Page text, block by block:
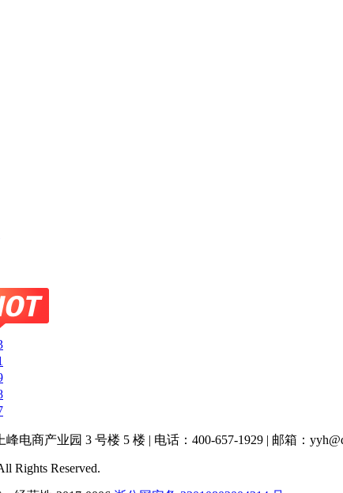
峰电商产业园 3 号楼 5 楼 | 电话：400-657-1929 | 邮箱：
Rights Reserved.